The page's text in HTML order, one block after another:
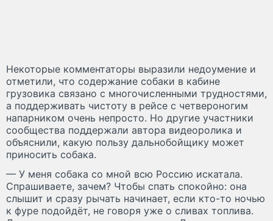
Некоторые комментаторы выразили недоумение и
отметили, что содержание собаки в кабине
грузовика связано с многочисленными трудностями,
а поддерживать чистоту в рейсе с четвероногим
напарником очень непросто. Но другие участники
сообщества поддержали автора видеоролика и
объяснили, какую пользу дальнобойщику может
приносить собака.
— У меня собака со мной всю Россию искатала.
Спрашиваете, зачем? Чтобы спать спокойно: она
слышит и сразу рычать начинает, если кто-то ночью
к фуре подойдёт, не говоря уже о сливах топлива.